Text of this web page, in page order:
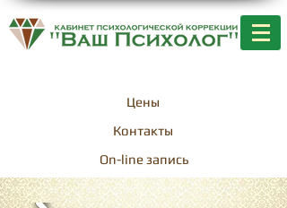
Цены
Контакты
On-line запись